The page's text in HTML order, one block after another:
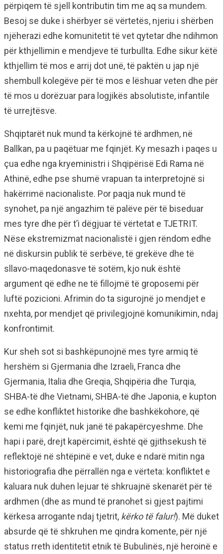
përpiqem të sjell kontributin tim me aq sa mundem.
Besoj se duke i shërbyer së vërtetës, njeriu i shërben
njëherazi edhe komunitetit të vet qytetar dhe ndihmon
për kthjellimin e mendjeve të turbullta. Edhe sikur këtë
kthjellim të mos e arrij dot unë, të paktën u jap një
shembull kolegëve për të mos e lëshuar veten dhe për
të mos u dorëzuar para logjikës absolutiste, infantile
të urrejtësve.
Shqiptarët nuk mund ta kërkojnë të ardhmen, në
Ballkan, pa u paqëtuar me fqinjët. Ky mesazh i paqes u
çua edhe nga kryeministri i Shqipërisë Edi Rama në
Athinë, edhe pse shumë vrapuan ta interpretojnë si
hakërrimë nacionaliste. Por paqja nuk mund të
synohet, pa një angazhim të palëve për të biseduar
mes tyre dhe për t’i dëgjuar të vërtetat e TJETRIT.
Nëse ekstremizmat nacionalistë i gjen rëndom edhe
në diskursin publik të serbëve, të grekëve dhe të
sllavo-maqedonasve të sotëm, kjo nuk është
argument që edhe ne të fillojmë të groposemi për
luftë pozicioni. Afrimin do ta sigurojnë jo mendjet e
nxehta, por mendjet që privilegjojnë komunikimin, ndaj
konfrontimit.
Kur sheh sot si bashkëpunojnë mes tyre armiq të
hershëm si Gjermania dhe Izraeli, Franca dhe
Gjermania, Italia dhe Greqia, Shqipëria dhe Turqia,
SHBA-të dhe Vietnami, SHBA-të dhe Japonia, e kupton
se edhe konfliktet historike dhe bashkëkohore, që
kemi me fqinjët, nuk janë të pakapërcyeshme. Dhe
hapi i parë, drejt kapërcimit, është që gjithsekush të
reflektojë në shtëpinë e vet, duke e ndarë mitin nga
historiografia dhe përrallën nga e vërteta: konfliktet e
kaluara nuk duhen lejuar të shkruajnë skenarët për të
ardhmen (dhe as mund të pranohet si gjest pajtimi
kërkesa arrogante ndaj tjetrit, kërko të falur!). Më duket
absurde që të shkruhen me qindra komente, për një
status rreth identitetit etnik të Bubulinës, një heroinë e